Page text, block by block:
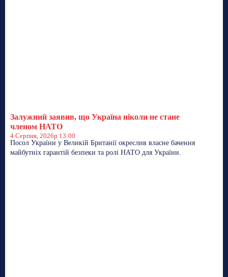
Залужний заявив, що Україна ніколи не стане
членом НАТО
4 Серпня, 2026р 13:00
Посол України у Великій Британії окреслив власне бачення
майбутніх гарантій безпеки та ролі НАТО для України.